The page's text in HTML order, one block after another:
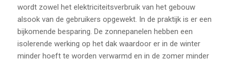
wordt zowel het elektriciteitsverbruik van het gebouw
alsook van de gebruikers opgewekt. In de praktijk is er een
bijkomende besparing. De zonnepanelen hebben een
isolerende werking op het dak waardoor er in de winter
minder hoeft te worden verwarmd en in de zomer minder